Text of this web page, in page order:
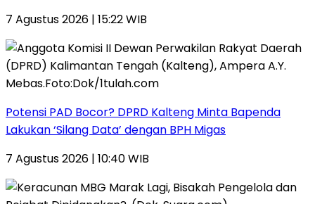
7 Agustus 2026 | 15:22 WIB
Potensi PAD Bocor? DPRD Kalteng Minta Bapenda
Lakukan ‘Silang Data’ dengan BPH Migas
7 Agustus 2026 | 10:40 WIB